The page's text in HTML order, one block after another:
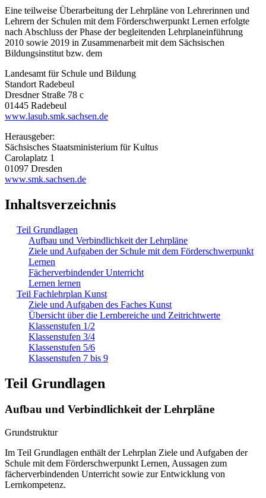
Eine teilweise Überarbeitung der Lehrpläne von Lehrerinnen und
Lehrern der Schulen mit dem Förderschwerpunkt Lernen erfolgte
nach Abschluss der Phase der begleitenden Lehrplaneinführung
2010 sowie 2019 in Zusammenarbeit mit dem Sächsischen
Bildungsinstitut bzw. dem
Landesamt für Schule und Bildung
Standort Radebeul
Dresdner Straße 78 c
01445 Radebeul
www.lasub.smk.sachsen.de
Herausgeber:
Sächsisches Staatsministerium für Kultus
Carolaplatz 1
01097 Dresden
www.smk.sachsen.de
Inhaltsverzeichnis
Teil Grundlagen
Aufbau und Verbindlichkeit der Lehrpläne
Ziele und Aufgaben der Schule mit dem Förderschwerpunkt
Lernen
Fächerverbindender Unterricht
Lernen lernen
Teil Fachlehrplan Kunst
Ziele und Aufgaben des Faches Kunst
Übersicht über die Lernbereiche und Zeitrichtwerte
Klassenstufen 1/2
Klassenstufen 3/4
Klassenstufen 5/6
Klassenstufen 7 bis 9
Teil Grundlagen
Aufbau und Verbindlichkeit der Lehrpläne
Grundstruktur
Im Teil Grundlagen enthält der Lehrplan Ziele und Aufgaben der
Schule mit dem Förderschwerpunkt Lernen, Aussagen zum
fächerverbindenden Unterricht sowie zur Entwicklung von
Lernkompetenz.